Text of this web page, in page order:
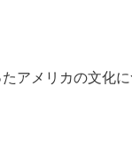
アメリカの文化に